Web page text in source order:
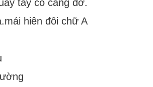
tay có càng đỡ.
hiên đôi chữ A